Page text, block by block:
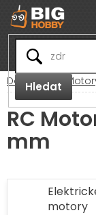
Přejít
na
obsah
Hledat
Domů RC
RC
mm
motory